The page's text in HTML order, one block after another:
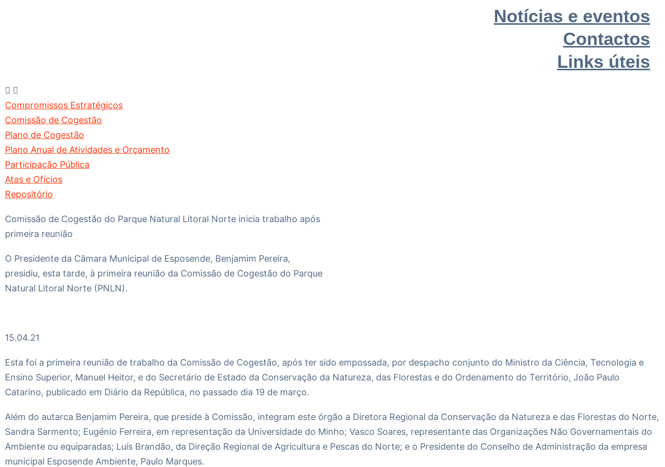
Notícias e eventos
Contactos
Links úteis
Compromissos Estratégicos
Comissão de Cogestão
Plano de Cogestão
Plano Anual de Atividades e Orçamento
Participação Pública
Atas e Ofícios
Repositório
Comissão de Cogestão do Parque Natural Litoral Norte inicia trabalho após
primeira reunião
O Presidente da Câmara Municipal de Esposende, Benjamim Pereira,
presidiu, esta tarde, à primeira reunião da Comissão de Cogestão do Parque
Natural Litoral Norte (PNLN).
15.04.21
Esta foi a primeira reunião de trabalho da Comissão de Cogestão, após ter sido empossada, por despacho conjunto do Ministro da Ciência, Tecnologia e
Ensino Superior, Manuel Heitor, e do Secretário de Estado da Conservação da Natureza, das Florestas e do Ordenamento do Território, João Paulo
Catarino, publicado em Diário da República, no passado dia 19 de março.
Além do autarca Benjamim Pereira, que preside à Comissão, integram este órgão a Diretora Regional da Conservação da Natureza e das Florestas do Norte,
Sandra Sarmento; Eugénio Ferreira, em representação da Universidade do Minho; Vasco Soares, representante das Organizações Não Governamentais do
Ambiente ou equiparadas; Luís Brandão, da Direção Regional de Agricultura e Pescas do Norte; e o Presidente do Conselho de Administração da empresa
municipal Esposende Ambiente, Paulo Marques.